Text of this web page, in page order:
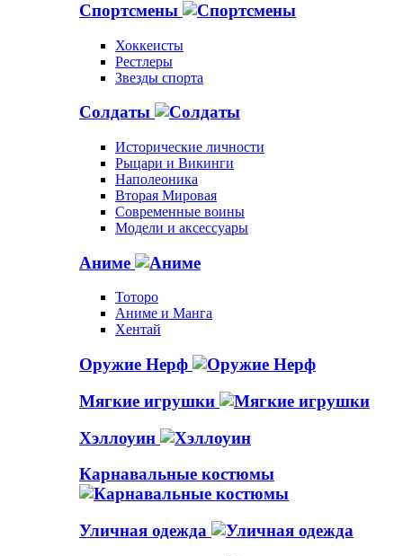
Спортсмены
Хоккеисты
Рестлеры
Звезды спорта
Солдаты
Исторические личности
Рыцари и Викинги
Наполеоника
Вторая Мировая
Современные воины
Модели и аксессуары
Аниме
Тоторо
Аниме и Манга
Хентай
Оружие Нерф
Мягкие игрушки
Хэллоуин
Карнавальные костюмы
Уличная одежда